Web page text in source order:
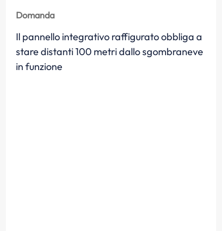
Domanda
Il pannello integrativo raffigurato obbliga a
stare distanti 100 metri dallo sgombraneve
in funzione